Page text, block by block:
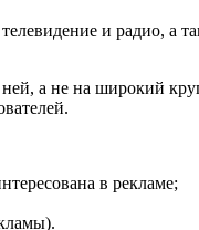
и радио, а
а не на широкий
в рекламе;